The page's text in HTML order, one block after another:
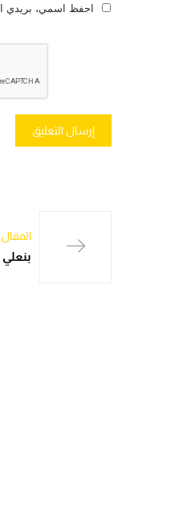
احفظ اسمي، بريدي